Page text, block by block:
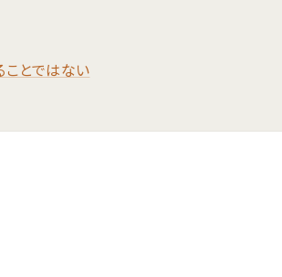
ことではない